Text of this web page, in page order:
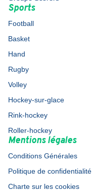
Sports
Football
Basket
Hand
Rugby
Volley
Hockey-sur-glace
Rink-hockey
Roller-hockey
Mentions légales
Conditions Générales
Politique de confidentialité
Charte sur les cookies